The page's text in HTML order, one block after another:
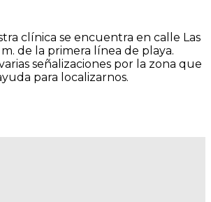
clínica se encuentra en calle Las
de la primera línea de playa.
señalizaciones por la zona que
para localizarnos.